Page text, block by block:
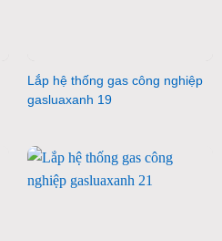
Lắp hệ thống gas công nghiệp
gasluaxanh 19